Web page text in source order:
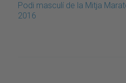
Podi masculí de la Mitja
2016